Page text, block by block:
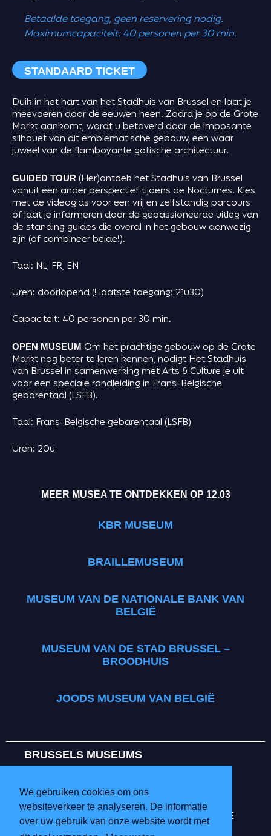
We gebruiken cookies om ons
websiteverkeer te analyseren. De informatie
over uw gebruik van onze website wordt met
Betaalde toegang, geen reservering nodig.
Maximumcapaciteit: 40 personen per 30 min.
STANDAARD TICKET
Duik in het hart van het Stadhuis van Brussel en laat je
meevoeren door de eeuwen heen. Zodra je op de Grote
Markt aankomt, wordt u betoverd door de imposante
silhouet van dit emblematische gebouw, een waar
juweel van de flamboyante gotische architectuur.
GUIDED TOUR (Her)ontdek het Stadhuis van Brussel
vanuit een ander perspectief tijdens de Nocturnes. Kies
met de videogids voor een vrij en zelfstandig parcours
of laat je informeren door de gepassioneerde uitleg van
de standing guides die overal in het gebouw aanwezig
zijn (of combineer beide!).
Taal: NL, FR, EN
Uren: doorlopend (! laatste toegang: 21u30)
Capaciteit: 40 personen per 30 min.
OPEN MUSEUM Om het prachtige gebouw op de Grote
Markt nog beter te leren kennen, nodigt Het Stadhuis
van Brussel in samenwerking met Arts & Culture je uit
voor een speciale rondleiding in Frans-Belgische
gebarentaal (LSFB).
Taal: Frans-Belgische gebarentaal (LSFB)
Uren: 20u
MEER MUSEA TE ONTDEKKEN OP 12.03
KBR MUSEUM
BRAILLEMUSEUM
MUSEUM VAN DE NATIONALE BANK VAN
BELGIË
MUSEUM VAN DE STAD BRUSSEL –
BROODHUIS
JOODS MUSEUM VAN BELGIË
BRUSSELS MUSEUMS
INFO & TARIEVEN
DEELNEMENDE MUSEA
PRIVACYVERKLARING EN WETTELIJKE
VERMELDING